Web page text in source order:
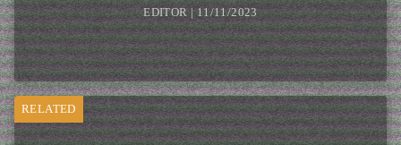
EDITOR | 11/11/2023
RELATED